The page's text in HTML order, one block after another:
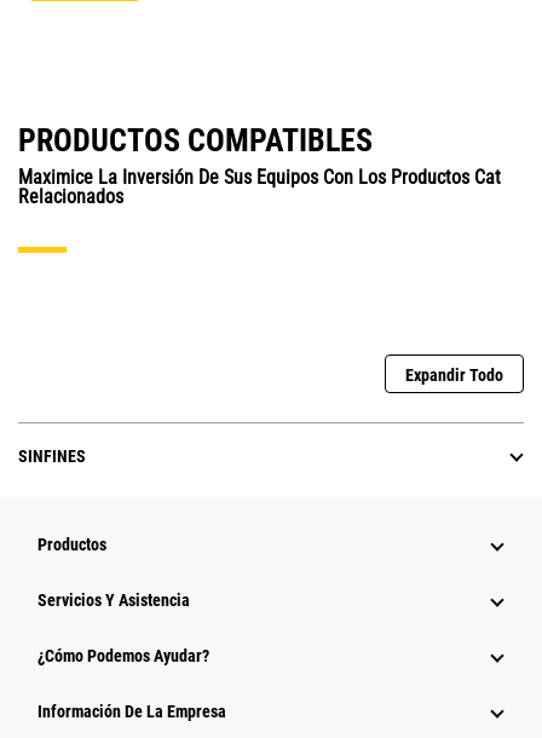
PRODUCTOS COMPATIBLES
Maximice La Inversión De Sus Equipos Con Los Productos Cat
Relacionados
Expandir Todo
SINFINES
Productos
Servicios Y Asistencia
¿Cómo Podemos Ayudar?
Información De La Empresa